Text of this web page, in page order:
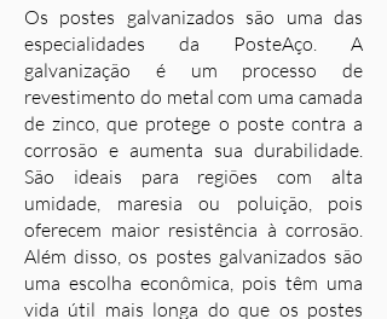
Os postes galvanizados são uma das
especialidades da PosteAço. A
galvanização é um processo de
revestimento do metal com uma camada
de zinco, que protege o poste contra a
corrosão e aumenta sua durabilidade.
São ideais para regiões com alta
umidade, maresia ou poluição, pois
oferecem maior resistência à corrosão.
Além disso, os postes galvanizados são
uma escolha econômica, pois têm uma
vida útil mais longa do que os postes